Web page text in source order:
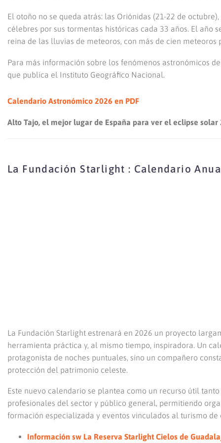
El otoño no se queda atrás: las Oriónidas (21-22 de
célebres por sus tormentas históricas cada 33 años. El año
reina de las lluvias de meteoros, con más de cien
Para más información sobre los fenómenos astronómicos
que publica el Instituto Geográfico Nacional.
Calendario Astronómico 2026 en PDF
Alto Tajo, el mejor lugar de España para ver el eclipse solar
La Fundación Starlight : Calendario
La Fundación Starlight estrenará en 2026 un proyecto
herramienta práctica y, al mismo tiempo, inspiradora. Un
protagonista de noches puntuales, sino un compañero
protección del patrimonio celeste.
Este nuevo calendario se plantea como un recurso útil
profesionales del sector y público general, permitiendo
formación especializada y eventos vinculados al turismo de
Información sw La Reserva Starlight Cielos de